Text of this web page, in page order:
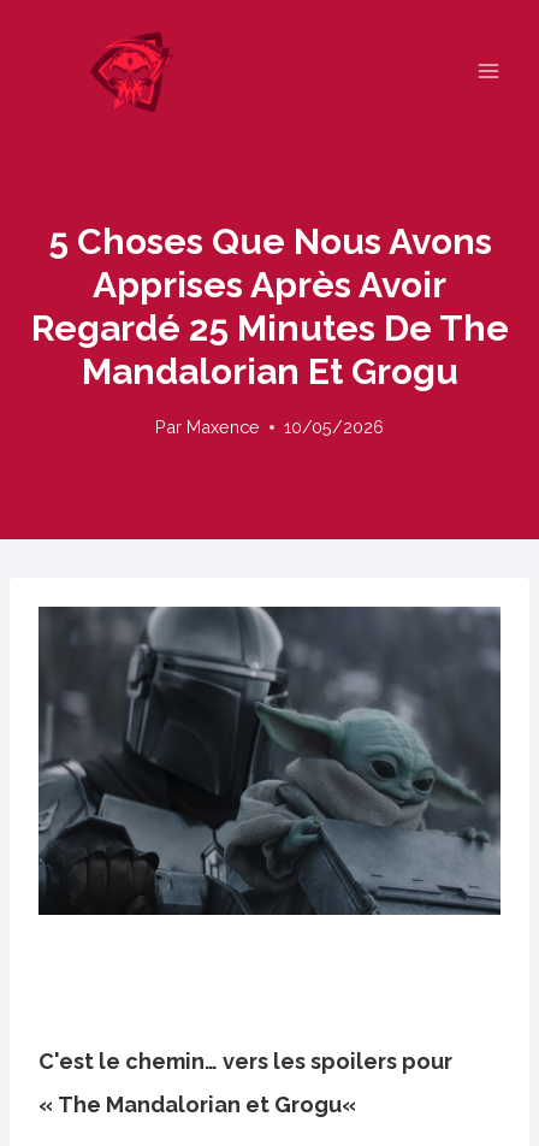
5 Choses Que Nous Avons
Apprises Après Avoir
Regardé 25 Minutes De The
Mandalorian Et Grogu
Par Maxence 10/05/2026
C'est le chemin… vers les spoilers pour
« The Mandalorian et Grogu«